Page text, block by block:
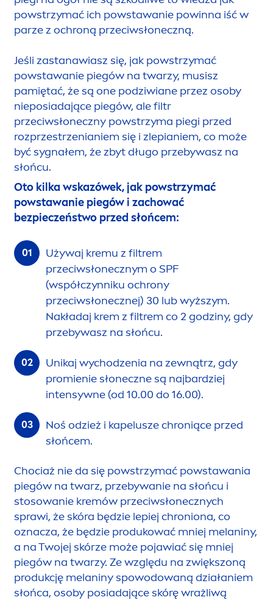
powstrzymać ich powstawanie powinna iść w
parze z ochroną przeciwsłoneczną.
Jeśli zastanawiasz się, jak powstrzymać
powstawanie piegów na twarzy, musisz
pamiętać, że są one podziwiane przez osoby
nieposiadające piegów, ale filtr
przeciwsłoneczny powstrzyma piegi przed
rozprzestrzenianiem się i zlepianiem, co może
być sygnałem, że zbyt długo przebywasz na
słońcu.
Oto kilka wskazówek, jak powstrzymać
powstawanie piegów i zachować
bezpieczeństwo przed słońcem:
Używaj kremu z filtrem
przeciwsłonecznym o SPF
(współczynniku ochrony
przeciwsłonecznej) 30 lub wyższym.
Nakładaj krem z filtrem co 2 godziny, gdy
przebywasz na słońcu.
Unikaj wychodzenia na zewnątrz, gdy
promienie słoneczne są najbardziej
intensywne (od 10.00 do 16.00).
Noś odzież i kapelusze chroniące przed
słońcem.
Chociaż nie da się powstrzymać powstawania
piegów na twarz, przebywanie na słońcu i
stosowanie kremów przeciwsłonecznych
sprawi, że skóra będzie lepiej chroniona, co
oznacza, że będzie produkować mniej melaniny,
a na Twojej skórze może pojawiać się mniej
piegów na twarzy. Ze względu na zwiększoną
produkcję melaniny spowodowaną działaniem
słońca, osoby posiadające skórę wrażliwą